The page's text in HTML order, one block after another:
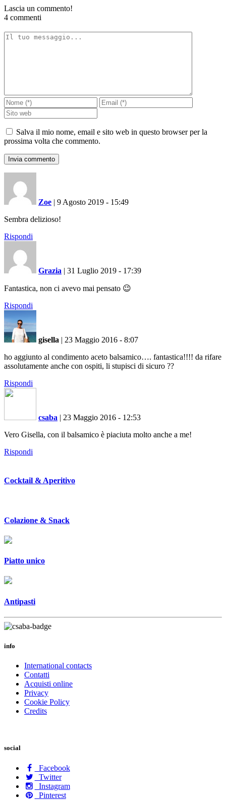
Lascia un commento!
4 commenti
Salva il mio nome, email e sito web in questo browser per la
prossima volta che commento.
Zoe | 9 Agosto 2019 - 15:49
Sembra delizioso!
Rispondi
Grazia | 31 Luglio 2019 - 17:39
Fantastica, non ci avevo mai pensato 😉
Rispondi
gisella | 23 Maggio 2016 - 8:07
ho aggiunto al condimento aceto balsamico…. fantastica!!!! da rifare
assolutamente anche con ospiti, li stupisci di sicuro ??
Rispondi
csaba | 23 Maggio 2016 - 12:53
Vero Gisella, con il balsamico è piaciuta molto anche a me!
Rispondi
Cocktail & Aperitivo
Colazione & Snack
Piatto unico
Antipasti
info
International contacts
Contatti
Acquisti online
Privacy
Cookie Policy
Credits
social
Facebook
Twitter
Instagram
Pinterest